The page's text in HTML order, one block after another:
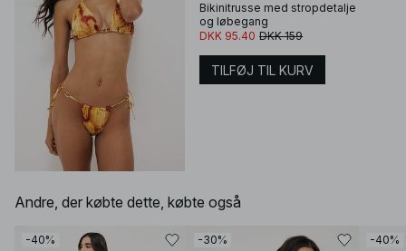
Bikinitrusse med stropdetalje
og løbegang
DKK 95.40 DKK 159
TILFØJ TIL KURV
Andre, der købte dette, købte også
-40% -30% -40%